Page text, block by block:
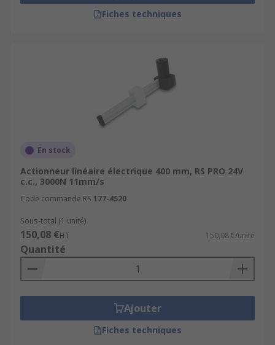
Fiches techniques
En stock
Actionneur linéaire électrique 400 mm, RS PRO 24V
c.c., 3000N 11mm/s
Code commande RS 177-4520
Sous-total (1 unité)
150,08 €HT 150,08 €/unité
Quantité
Ajouter
Fiches techniques